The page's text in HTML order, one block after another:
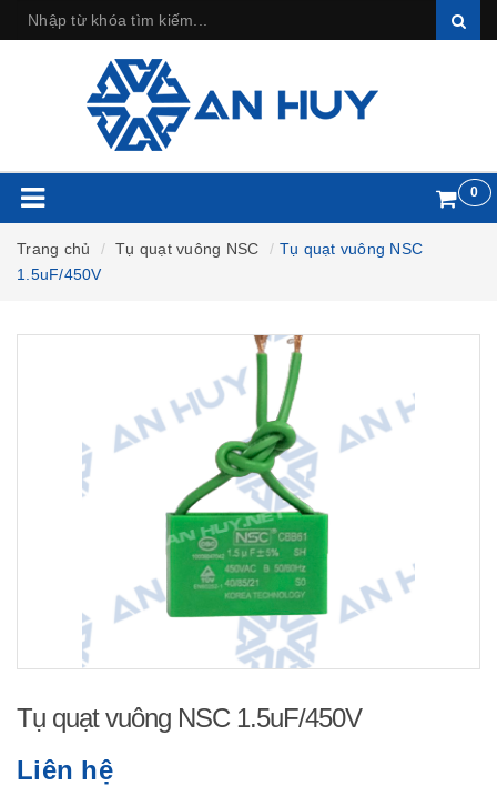
0
Trang chủ Tụ quạt vuông NSC
Tụ quạt vuông NSC
1.5uF/450V
Tụ quạt vuông NSC 1.5uF/450V
Liên hệ